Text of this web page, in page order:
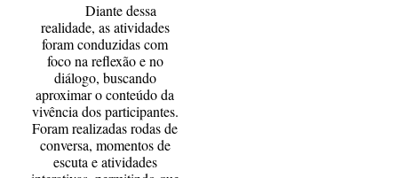
Diante dessa
realidade, as atividades
foram conduzidas com
foco na reflexão e no
diálogo, buscando
aproximar o conteúdo da
vivência dos participantes.
Foram realizadas rodas de
conversa, momentos de
escuta e atividades